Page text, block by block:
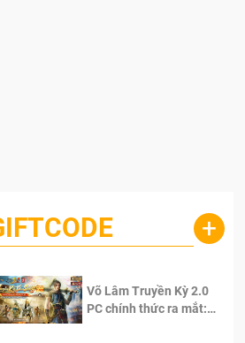
+
Võ Lâm Truyền Kỳ 2.0
PC chính thức ra mắt: